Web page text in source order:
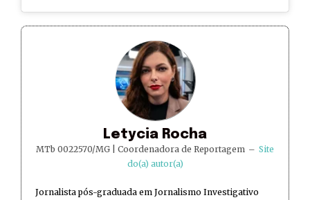
Letycia Rocha
MTb 0022570/MG | Coordenadora de Reportagem – Site
do(a) autor(a)
Jornalista pós-graduada em Jornalismo Investigativo